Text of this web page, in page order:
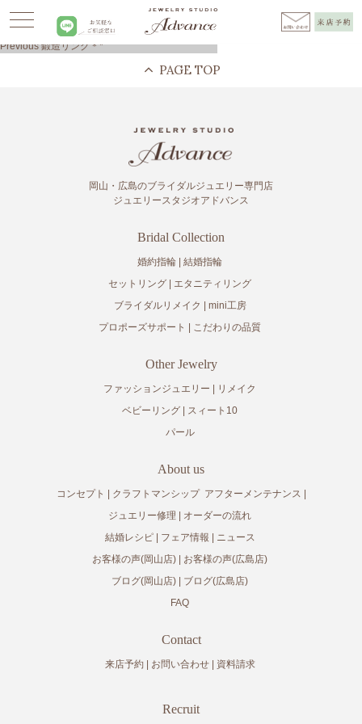
>BLOG広島>ブライダルリング>鍛造リング＊*
広島市結婚指輪
投
PreviousPrevious
鍛造リング＊*
岡山・広島のブライダルジュエリー専門店
ジュエリースタジオアドバンス
Bridal Collection
婚約指輪
結婚指輪
セットリング
エタニティリング
ブライダルリメイク
mini工房
プロポーズサポート
こだわりの品質
Other Jewelry
ファッションジュエリー
リメイク
ベビーリング
スィート10
パール
About us
コンセプト クラフトマンシップ アフターメンテナンス
ジュエリー修理
オーダーの流れ
結婚レシピ
フェア情報
ニュース
お客様の声(岡山店)
お客様の声(広島店)
ブログ(岡山店)
ブログ(広島店)
FAQ
Contact
来店予約 お問い合わせ 資料請求
Recruit